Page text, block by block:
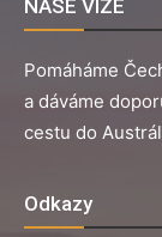
NAŠE VIZE
Pomáháme
a dáváme
cestu do
Odkazy